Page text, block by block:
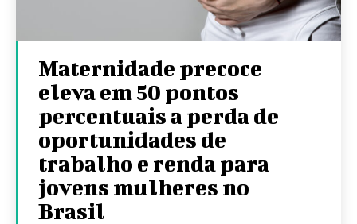
Maternidade precoce
eleva em 50 pontos
percentuais a perda de
oportunidades de
trabalho e renda para
jovens mulheres no
Brasil